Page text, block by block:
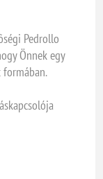
Pedrollo
Önnek egy